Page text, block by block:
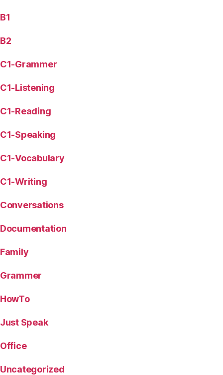
B1
B2
C1-Grammer
C1-Listening
C1-Reading
C1-Speaking
C1-Vocabulary
C1-Writing
Conversations
Documentation
Family
Grammer
HowTo
Just Speak
Office
Uncategorized